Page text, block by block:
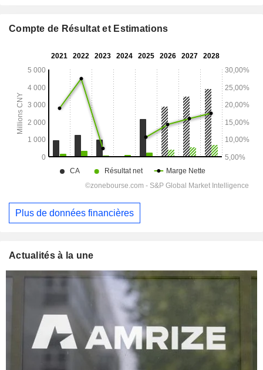
Compte de Résultat et Estimations
Plus de données financières
Actualités à la une